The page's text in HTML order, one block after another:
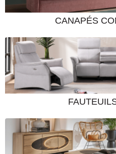
Services inclus :
✓ Garantie 2 ans
✓ SAV réactif
Conseil
40 cm entre canapé et
salon harmonieux, la
devrait représenter 2/3
CANAPÉS